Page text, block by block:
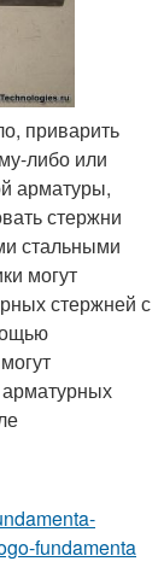
приварить
либо или
арматуры,
стержни
стальными
могут
стержней с
fundamenta